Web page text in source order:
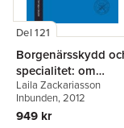
Del 121
Borgenärsskydd
specialitet: om
identitet, individuell
bestämning och
individualisering
Laila Zackariasson
Inbunden, 2012
949 kr